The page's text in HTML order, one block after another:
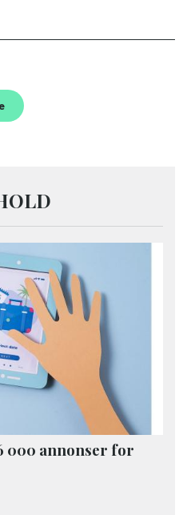
000 annonser for